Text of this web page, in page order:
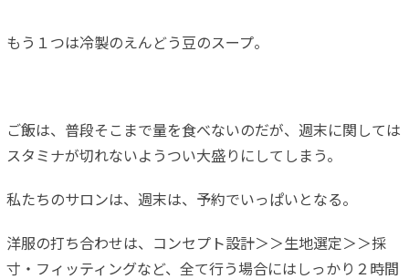
もう１つは冷製のえんどう豆のスープ。
ご飯は、普段そこまで量を食べないのだが、週末に関しては
スタミナが切れないようつい大盛りにしてしまう。
私たちのサロンは、週末は、予約でいっぱいとなる。
洋服の打ち合わせは、コンセプト設計＞＞生地選定＞＞採
寸・フィッティングなど、全て行う場合にはしっかり２時間